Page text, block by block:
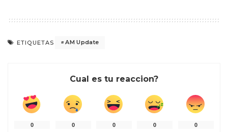
ETIQUETAS AM Update
Cual es tu reaccion?
0 0 0 0 0